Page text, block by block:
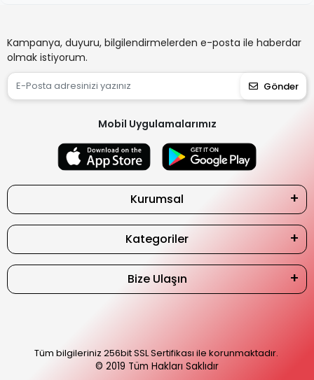
Kampanya, duyuru, bilgilendirmelerden e-posta ile haberdar
olmak istiyorum.
Gönder
Mobil Uygulamalarımız
Kurumsal
Kategoriler
Bize Ulaşın
Tüm bilgileriniz 256bit SSL Sertifikası ile korunmaktadır.
© 2019 Tüm Hakları Saklıdır